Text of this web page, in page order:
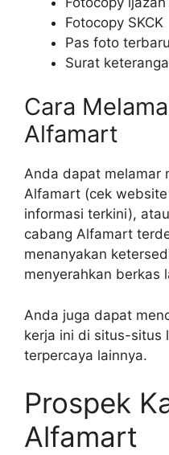
Fotocopy SKCK
Pas foto terbaru
Surat
Cara
Alfamart
Anda dapat melamar
Alfamart (cek
informasi terkini),
cabang Alfamart
menanyakan
menyerahkan berkas
Anda juga dapat
kerja ini di situs-situs
terpercaya lainnya.
Prospek
Alfamart